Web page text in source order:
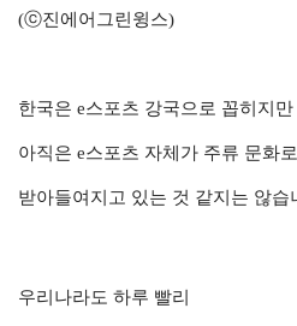
(ⓒ진에어그린윙스)
한국은 e스포츠 강국으로 꼽히지만
아직은 e스포츠 자체가 주류 문화로
받아들여지고 있는 것 같지는 않습
우리나라도 하루 빨리